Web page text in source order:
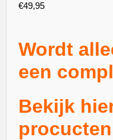
€49,95
Wordt
een
Bekijk